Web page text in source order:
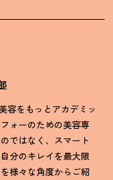
容をもっとアカデミッ
ォーのための美容専
ではなく、スマート
分のキレイを最大限
様々な角度からご紹